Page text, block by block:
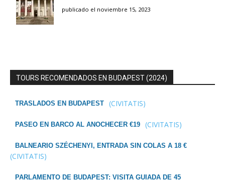
publicado el noviembre 15, 2023
TOURS RECOMENDADOS EN BUDAPEST (2024)
TRASLADOS EN BUDAPEST (CIVITATIS)
PASEO EN BARCO AL ANOCHECER €19 (CIVITATIS)
BALNEARIO SZÉCHENYI, ENTRADA SIN COLAS A 18 €
(CIVITATIS)
PARLAMENTO DE BUDAPEST: VISITA GUIADA DE 45